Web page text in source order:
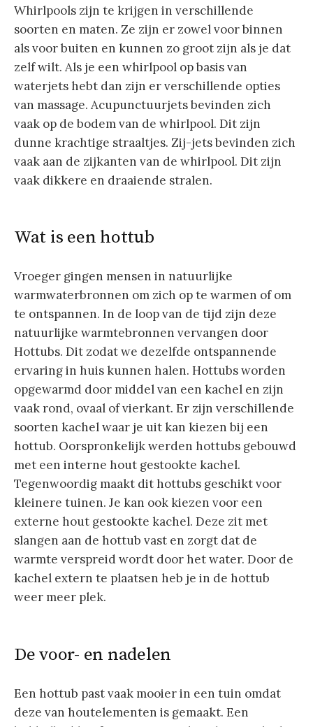
Whirlpools zijn te krijgen in verschillende
soorten en maten. Ze zijn er zowel voor binnen
als voor buiten en kunnen zo groot zijn als je dat
zelf wilt. Als je een whirlpool op basis van
waterjets hebt dan zijn er verschillende opties
van massage. Acupunctuurjets bevinden zich
vaak op de bodem van de whirlpool. Dit zijn
dunne krachtige straaltjes. Zij-jets bevinden zich
vaak aan de zijkanten van de whirlpool. Dit zijn
vaak dikkere en draaiende stralen.
Wat is een hottub
Vroeger gingen mensen in natuurlijke
warmwaterbronnen om zich op te warmen of om
te ontspannen. In de loop van de tijd zijn deze
natuurlijke warmtebronnen vervangen door
Hottubs. Dit zodat we dezelfde ontspannende
ervaring in huis kunnen halen. Hottubs worden
opgewarmd door middel van een kachel en zijn
vaak rond, ovaal of vierkant. Er zijn verschillende
soorten kachel waar je uit kan kiezen bij een
hottub. Oorspronkelijk werden hottubs gebouwd
met een interne hout gestookte kachel.
Tegenwoordig maakt dit hottubs geschikt voor
kleinere tuinen. Je kan ook kiezen voor een
externe hout gestookte kachel. Deze zit met
slangen aan de hottub vast en zorgt dat de
warmte verspreid wordt door het water. Door de
kachel extern te plaatsen heb je in de hottub
weer meer plek.
De voor- en nadelen
Een hottub past vaak mooier in een tuin omdat
deze van houtelementen is gemaakt. Een